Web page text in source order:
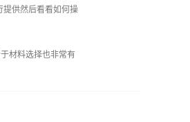
提供然后看看如何操
材料选择也非常有